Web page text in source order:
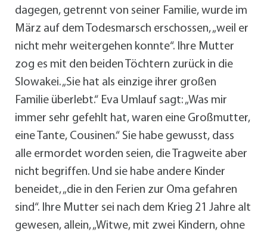
dagegen, getrennt von seiner Familie, wurde im
März auf dem Todesmarsch erschossen, „weil er
nicht mehr weitergehen konnte“. Ihre Mutter
zog es mit den beiden Töchtern zurück in die
Slowakei. „Sie hat als einzige ihrer großen
Familie überlebt.“ Eva Umlauf sagt: „Was mir
immer sehr gefehlt hat, waren eine Großmutter,
eine Tante, Cousinen.“ Sie habe gewusst, dass
alle ermordet worden seien, die Tragweite aber
nicht begriffen. Und sie habe andere Kinder
beneidet, „die in den Ferien zur Oma gefahren
sind“. Ihre Mutter sei nach dem Krieg 21 Jahre alt
gewesen, allein, „Witwe, mit zwei Kindern, ohne